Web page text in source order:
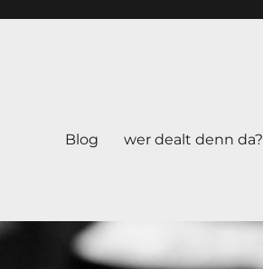
Blog wer dealt denn da?